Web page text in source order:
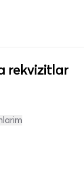
rekvizitlar